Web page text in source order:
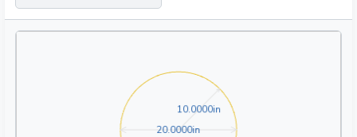
10.0000in10.0000in
20.0000in20.0000in